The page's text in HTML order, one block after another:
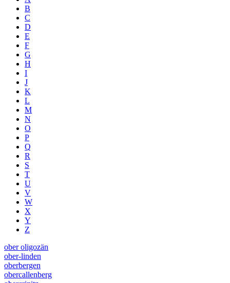
B
C
D
E
F
G
H
I
J
K
L
M
N
O
P
Q
R
S
T
U
V
W
X
Y
Z
ober oligozän
ober-linden
oberbergen
obercallenberg